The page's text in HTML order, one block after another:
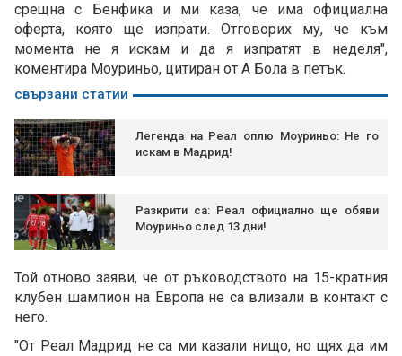
срещна с Бенфика и ми каза, че има официална
оферта, която ще изпрати. Отговорих му, че към
момента не я искам и да я изпратят в неделя",
коментира Моуриньо, цитиран от А Бола в петък.
свързани статии
Легенда на Реал оплю Моуриньо: Не го
искам в Мадрид!
Разкрити са: Реал официално ще обяви
Моуриньо след 13 дни!
Той отново заяви, че от ръководството на 15-кратния
клубен шампион на Европа не са влизали в контакт с
него.
"От Реал Мадрид не са ми казали нищо, но щях да им